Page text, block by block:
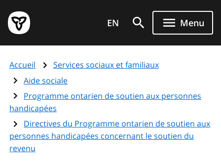
au
contenu
principal
Page
d'accueil
de
l'Ontario
EN Menu
Accueil
Services sociaux et familiaux
Aide sociale
Programme ontarien de soutien aux personnes
handicapées
Directives du Programme ontarien de soutien aux
personnes handicapées concernant le soutien du
revenu